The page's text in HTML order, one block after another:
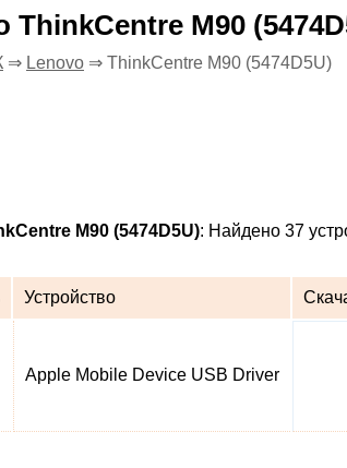
M90
⇒ Lenovo ⇒ ThinkCentre M90 (5474D5U)
M90 (5474D5U): Найдено 37
Устройство
Apple Mobile Device USB Driver